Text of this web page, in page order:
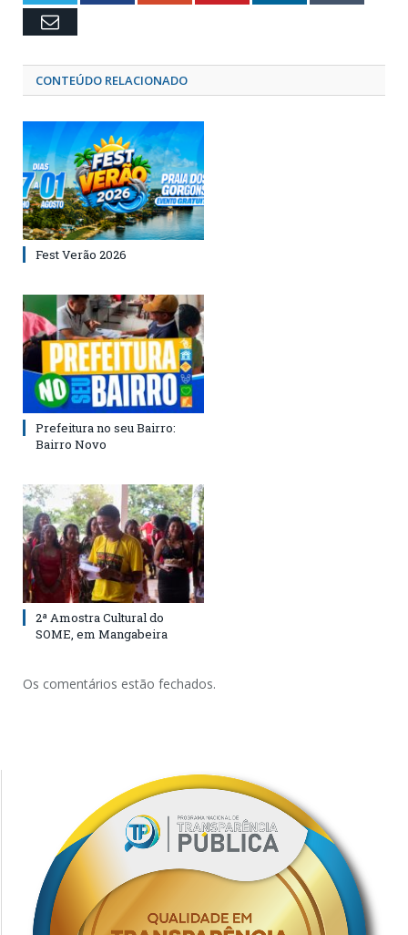
Email
CONTEÚDO RELACIONADO
Fest Verão 2026
Prefeitura no seu Bairro:
Bairro Novo
2ª Amostra Cultural do
SOME, em Mangabeira
Os comentários estão fechados.